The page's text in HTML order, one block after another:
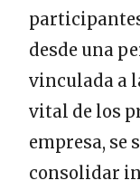
desde una
vinculada a
vital de los
empresa, se
consolidar